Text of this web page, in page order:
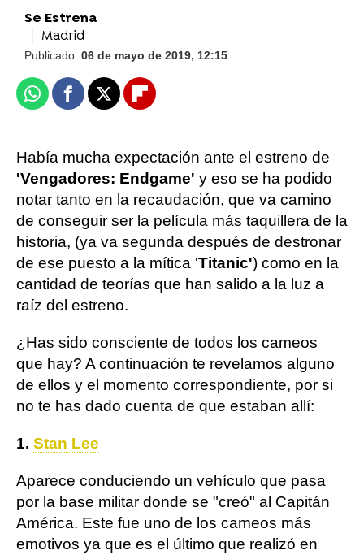
Se Estrena
Madrid
Publicado: 06 de mayo de 2019, 12:15
WhatsappFacebook
X Flipboard
Había mucha expectación ante el estreno de
'Vengadores: Endgame' y eso se ha podido
notar tanto en la recaudación, que va camino
de conseguir ser la película más taquillera de la
historia, (ya va segunda después de destronar
de ese puesto a la mítica 'Titanic') como en la
cantidad de teorías que han salido a la luz a
raíz del estreno.
¿Has sido consciente de todos los cameos
que hay? A continuación te revelamos alguno
de ellos y el momento correspondiente, por si
no te has dado cuenta de que estaban allí:
1. Stan Lee
Aparece conduciendo un vehículo que pasa
por la base militar donde se "creó" al Capitán
América. Este fue uno de los cameos más
emotivos ya que es el último que realizó en